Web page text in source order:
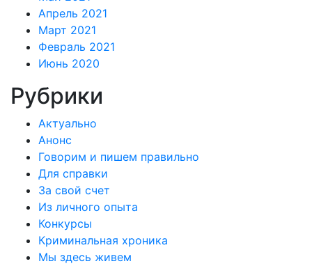
Апрель 2021
Март 2021
Февраль 2021
Июнь 2020
Рубрики
Актуально
Анонс
Говорим и пишем правильно
Для справки
За свой счет
Из личного опыта
Конкурсы
Криминальная хроника
Мы здесь живем